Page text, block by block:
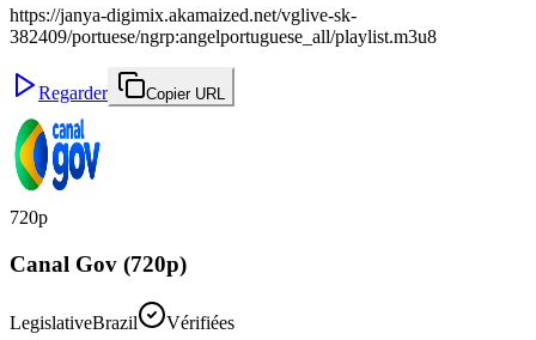
https://janya-digimix.akamaized.net/vglive-sk-
382409/portuese/ngrp:angelportuguese_all/playlist.m3u8
Regarder Copier URL
720p
Canal Gov (720p)
LegislativeBrazil
Vérifiées